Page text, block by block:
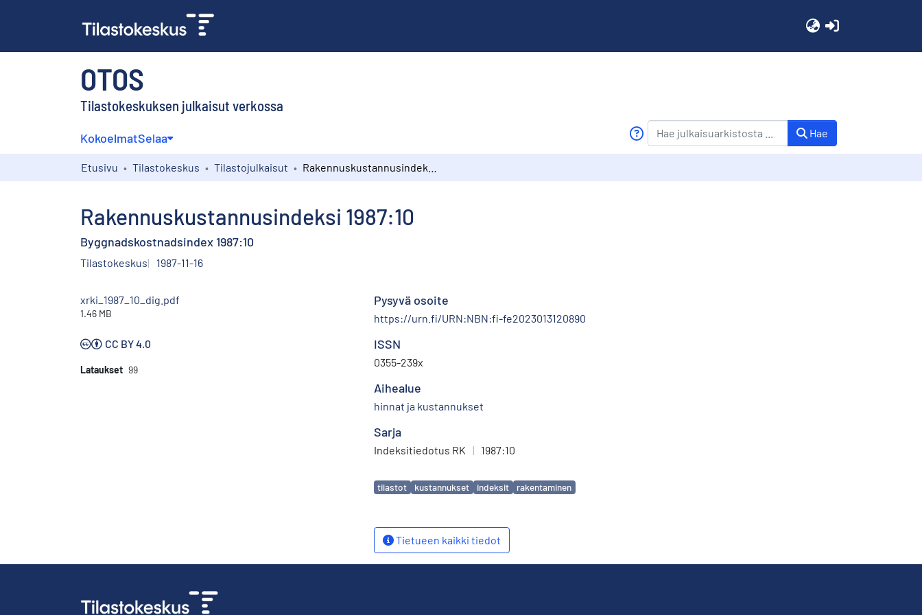
OTOS
Tilastokeskuksen julkaisut verkossa
KokoelmatSelaa Hae
Etusivu Tilastokeskus Tilastojulkaisut
Rakennuskustannusindeksi 1987:10
Byggnadskostnadsindex 1987:10
Tilastokeskus 1987-11-16
xrki_1987_10_dig.pdf
1.46 MB
CC BY 4.0
Lataukset 99
Pysyvä osoite
https://urn.fi/URN:NBN:fi-fe2023013120890
ISSN
0355-239x
Aihealue
hinnat ja kustannukset
Sarja
Indeksitiedotus RK | 1987:10
Avainsanat
tilastot kustannukset indeksit rakentaminen
Tietueen kaikki tiedot